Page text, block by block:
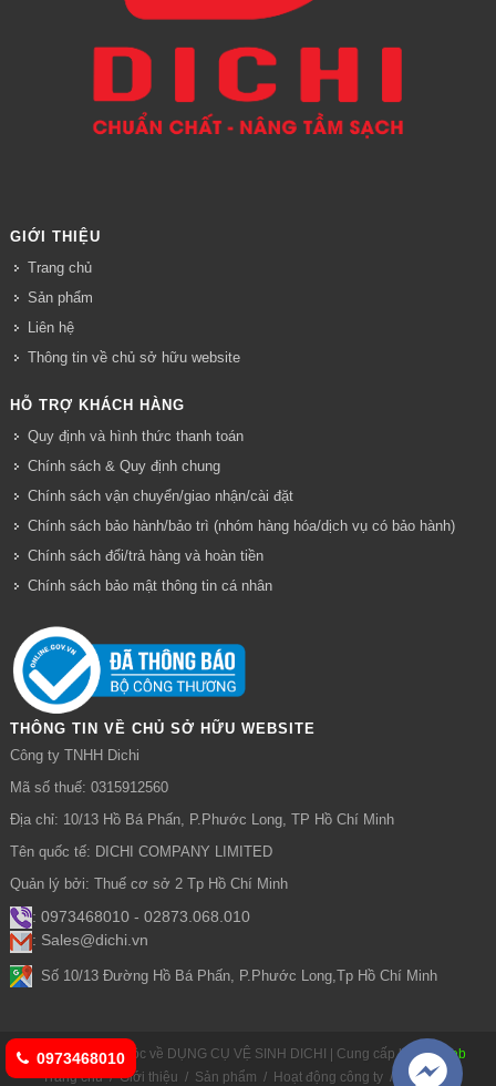
GIỚI THIỆU
Trang chủ
Sản phẩm
Liên hệ
Thông tin về chủ sở hữu website
HỖ TRỢ KHÁCH HÀNG
Quy định và hình thức thanh toán
Chính sách & Quy định chung
Chính sách vận chuyển/giao nhận/cài đặt
Chính sách bảo hành/bảo trì (nhóm hàng hóa/dịch vụ có bảo hành)
Chính sách đổi/trả hàng và hoàn tiền
Chính sách bảo mật thông tin cá nhân
THÔNG TIN VỀ CHỦ SỞ HỮU WEBSITE
Công ty TNHH Dichi
Mã số thuế: 0315912560
Địa chỉ: 10/13 Hồ Bá Phấn, P.Phước Long, TP Hồ Chí Minh
Tên quốc tế: DICHI COMPANY LIMITED
Quản lý bởi: Thuế cơ sở 2 Tp Hồ Chí Minh
: 0973468010 - 02873.068.010
: Sales@dichi.vn
: Số 10/13 Đường Hồ Bá Phấn, P.Phước Long,Tp Hồ Chí Minh
© Bản quyền thuộc về DỤNG CỤ VỆ SINH DICHI | Cung cấp bởiBizweb
Trang chủ / Giới thiệu / Sản phẩm / Hoạt động công ty / Liên hệ
0973468010